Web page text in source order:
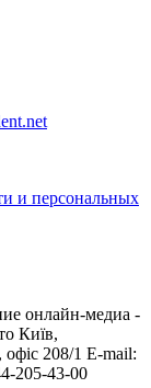
и персональных
онлайн-медиа -
Київ,
208/1 E-mail:
205-43-00